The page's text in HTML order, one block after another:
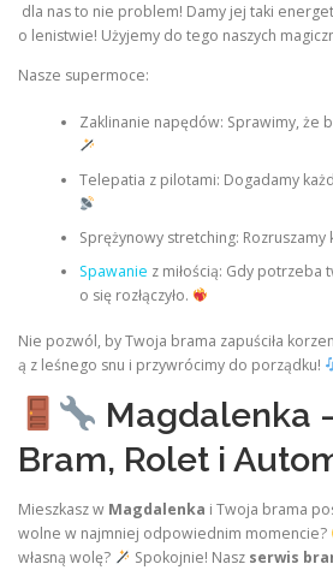
dla nas to nie problem! Damy jej taki
o lenistwie! Użyjemy do tego naszych
Nasze supermoce:
Zaklinanie napędów: Sprawimy, że
Telepatia z pilotami: Dogadamy
Sprężynowy stretching: Rozruszamy
Spawanie z miłością: Gdy potrzeba
o się rozłączyło.
Nie pozwól, by Twoja brama zapuściła
ą z leśnego snu i przywrócimy do porządku!
Magdalenka
Bram, Rolet i
Mieszkasz w Magdalenka i Twoja brama
wolne w najmniej odpowiednim momencie?
własną wolę?
Spokojnie! Nasz serwis